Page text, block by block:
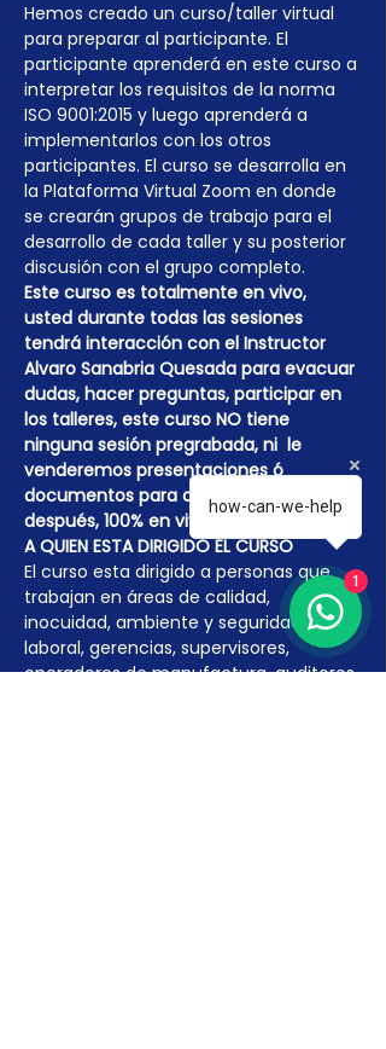
Hemos creado un curso/taller virtual
para preparar al participante. El
participante aprenderá en este curso a
interpretar los requisitos de la norma
ISO 9001:2015 y luego aprenderá a
implementarlos con los otros
participantes. El curso se desarrolla en
la Plataforma Virtual Zoom en donde
se crearán grupos de trabajo para el
desarrollo de cada taller y su posterior
discusión con el grupo completo.
Este curso es totalmente en vivo,
usted durante todas las sesiones
tendrá interacción con el Instructor
Alvaro Sanabria Quesada para evacuar
dudas, hacer preguntas, participar en
los talleres, este curso NO tiene
ninguna sesión pregrabada, ni  le
venderemos presentaciones ó
documentos para que usted lea
después, 100% en vivo.
A QUIEN ESTA DIRIGIDO EL CURSO
El curso esta dirigido a personas que
trabajan en áreas de calidad,
inocuidad, ambiente y seguridad
laboral, gerencias, supervisores,
operadores de manufactura, auditores
how-can-we-help
1